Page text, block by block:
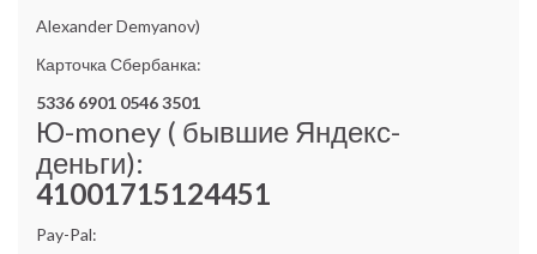
Alexander Demyanov)
Карточка Сбербанка:
5336 6901 0546 3501
Ю-money ( бывшие Яндекс-
деньги):
41001715124451
Pay-Pal: